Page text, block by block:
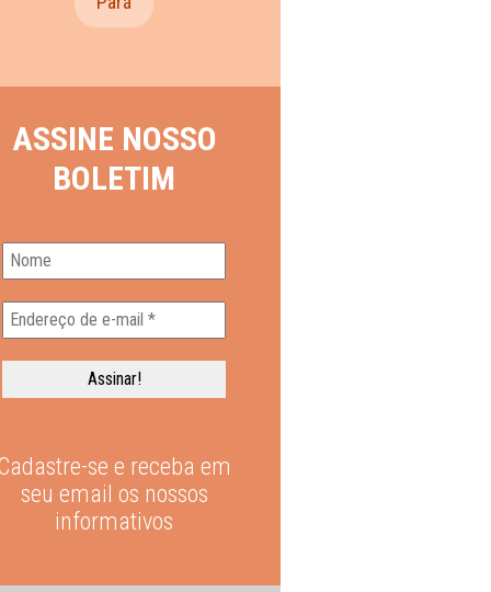
ASSINE NOSSO
BOLETIM
se e receba em
seu email os nossos
informativos